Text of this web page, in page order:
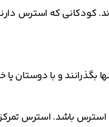
کودکانی که استرس
و با دوستان یا
استرس باشد. استرس